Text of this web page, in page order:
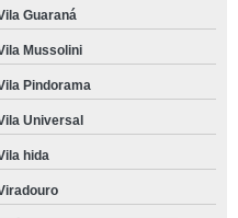
Guaraná
Mussolini
Pindorama
Universal
hida